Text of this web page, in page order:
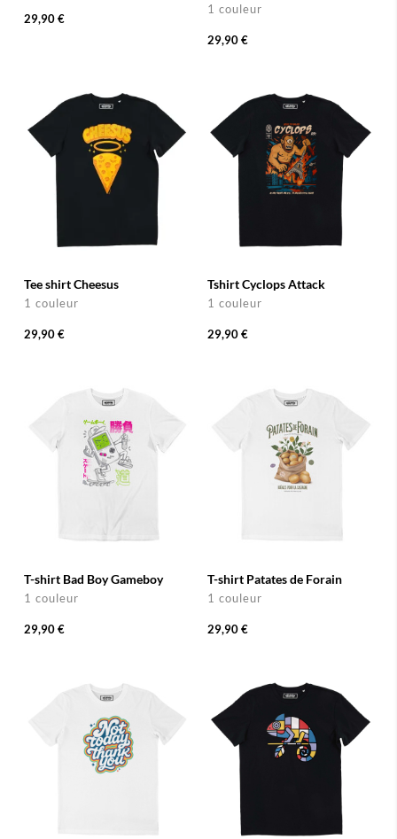
29,90 €
1 couleur
29,90 €
Tee shirt Cheesus
1 couleur
29,90 €
Tshirt Cyclops Attack
1 couleur
29,90 €
T-shirt Bad Boy Gameboy
1 couleur
29,90 €
T-shirt Patates de Forain
1 couleur
29,90 €